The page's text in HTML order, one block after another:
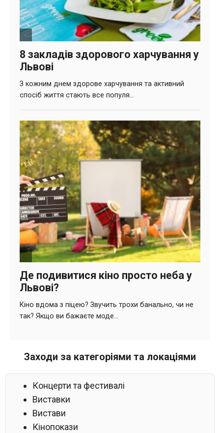
Заходи за категоріями та локаціями
Концерти та фестивалі
Виставки
Вистави
Кінопокази